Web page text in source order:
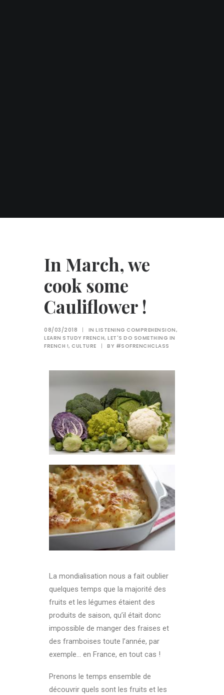
In March, we
cook some
Cauliflower !
08/03/2018 | IN LISTENING COMPREHENSION,
LEARN STUDY FRENCH, LET'S DO SOMETHING IN
FRENCH !, CULTURE | BY #SOFRENCHCLASS
La mondialisation nous a fait oublier
quelques temps que la majorité des
fruits et les légumes étaient des
produits de saison, qu’il était donc
impossible de manger des fraises et
des framboises toute l’année, par
exemple… en France, en tout cas !
Prenons le temps ensemble de
découvrir quels sont les fruits et les